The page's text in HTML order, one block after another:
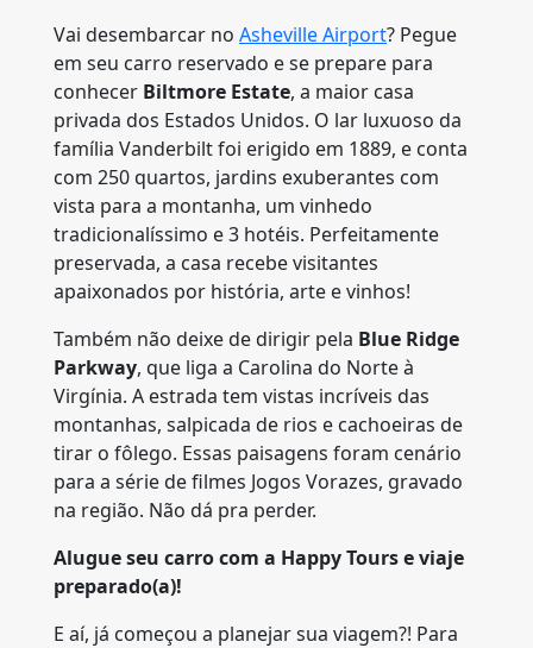
Vai desembarcar no Asheville Airport? Pegue
em seu carro reservado e se prepare para
conhecer Biltmore Estate, a maior casa
privada dos Estados Unidos. O lar luxuoso da
família Vanderbilt foi erigido em 1889, e conta
com 250 quartos, jardins exuberantes com
vista para a montanha, um vinhedo
tradicionalíssimo e 3 hotéis. Perfeitamente
preservada, a casa recebe visitantes
apaixonados por história, arte e vinhos!
Também não deixe de dirigir pela Blue Ridge
Parkway, que liga a Carolina do Norte à
Virgínia. A estrada tem vistas incríveis das
montanhas, salpicada de rios e cachoeiras de
tirar o fôlego. Essas paisagens foram cenário
para a série de filmes Jogos Vorazes, gravado
na região. Não dá pra perder.
Alugue seu carro com a Happy Tours e viaje
preparado(a)!
E aí, já começou a planejar sua viagem?! Para